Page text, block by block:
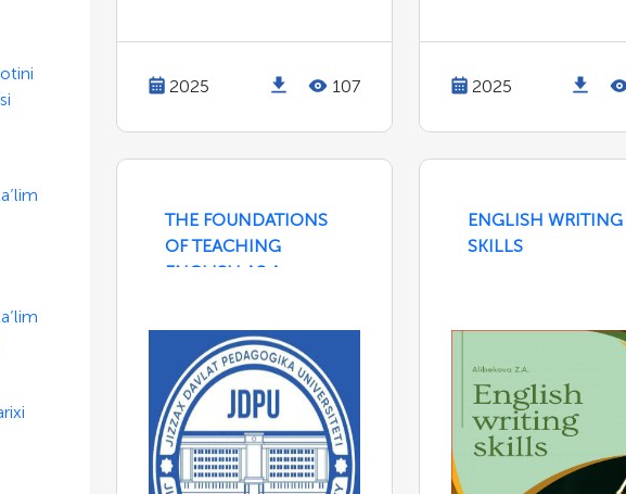
2025 107 2025
THE FOUNDATIONS
OF TEACHING
ENGLISH AS A
ENGLISH WRITING
SKILLS